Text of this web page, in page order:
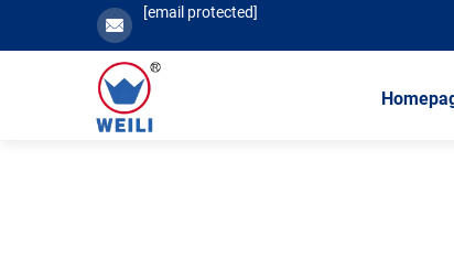
[email protected]